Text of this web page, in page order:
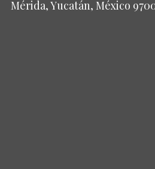
Mérida, Yucatán, México